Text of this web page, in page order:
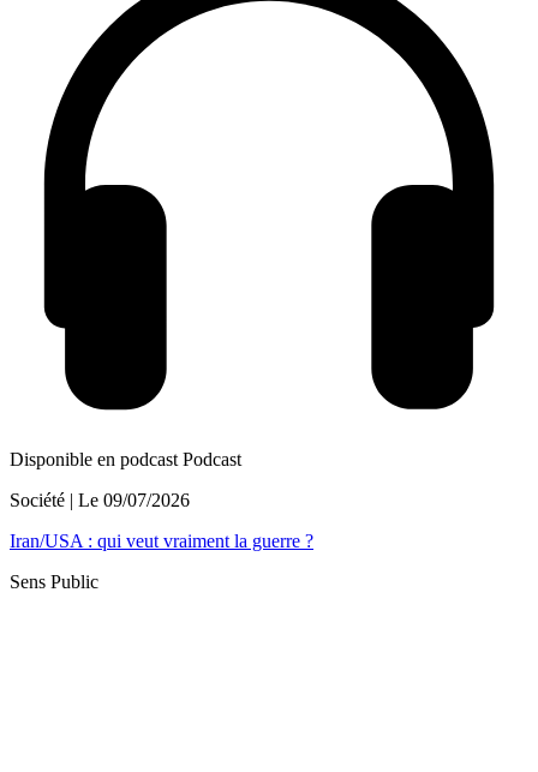
Disponible en podcast Podcast
Société | Le 09/07/2026
Iran/USA : qui veut vraiment la guerre ?
Sens Public